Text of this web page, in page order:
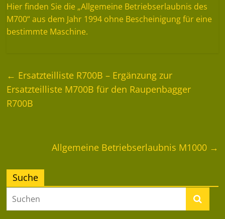
Hier finden Sie die „Allgemeine Betriebserlaubnis des
M700“ aus dem Jahr 1994 ohne Bescheinigung für eine
bestimmte Maschine.
← Ersatzteilliste R700B – Ergänzung zur
Ersatzteilliste M700B für den Raupenbagger
R700B
Allgemeine Betriebserlaubnis M1000 →
Suche